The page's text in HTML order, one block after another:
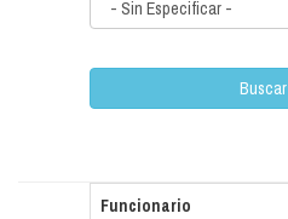
Buscar
Funcionario